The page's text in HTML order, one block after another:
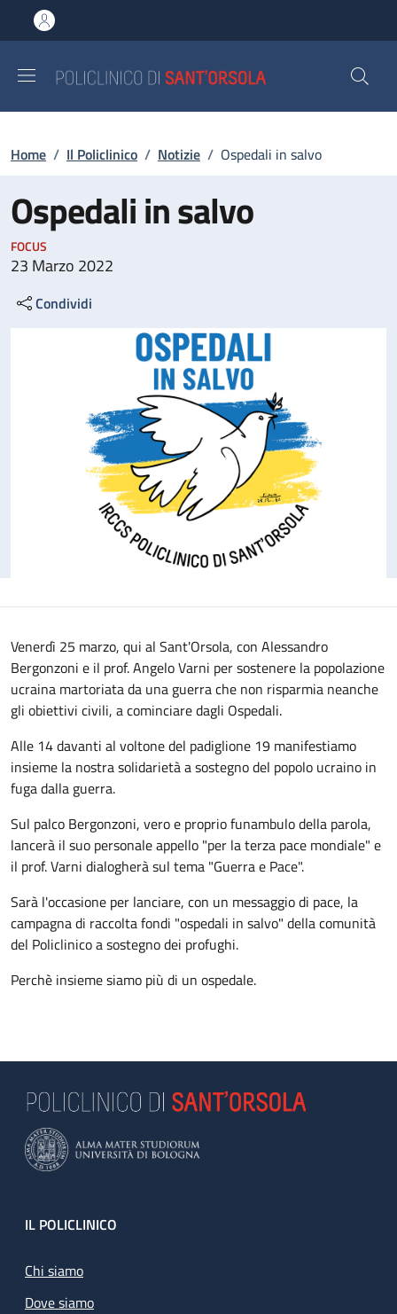
al contenuto principale
to footer content
Briciole di pane
Home / Il Policlinico / Notizie / Ospedali in salvo
Ospedali in salvo
FOCUS
23 Marzo 2022
Condividi
Venerdì 25 marzo, qui al Sant'Orsola, con Alessandro
Bergonzoni e il prof. Angelo Varni per sostenere la popolazione
ucraina martoriata da una guerra che non risparmia neanche
gli obiettivi civili, a cominciare dagli Ospedali.
Alle 14 davanti al voltone del padiglione 19 manifestiamo
insieme la nostra solidarietà a sostegno del popolo ucraino in
fuga dalla guerra.
Sul palco Bergonzoni, vero e proprio funambulo della parola,
lancerà il suo personale appello "per la terza pace mondiale" e
il prof. Varni dialogherà sul tema "Guerra e Pace".
Sarà l'occasione per lanciare, con un messaggio di pace, la
campagna di raccolta fondi "ospedali in salvo" della comunità
del Policlinico a sostegno dei profughi.
Perchè insieme siamo più di un ospedale.
Footer
IL POLICLINICO
Chi siamo
Dove siamo